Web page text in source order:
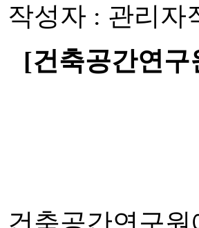
작성자 : 관리자
[건축공간연구
건축공간연구원